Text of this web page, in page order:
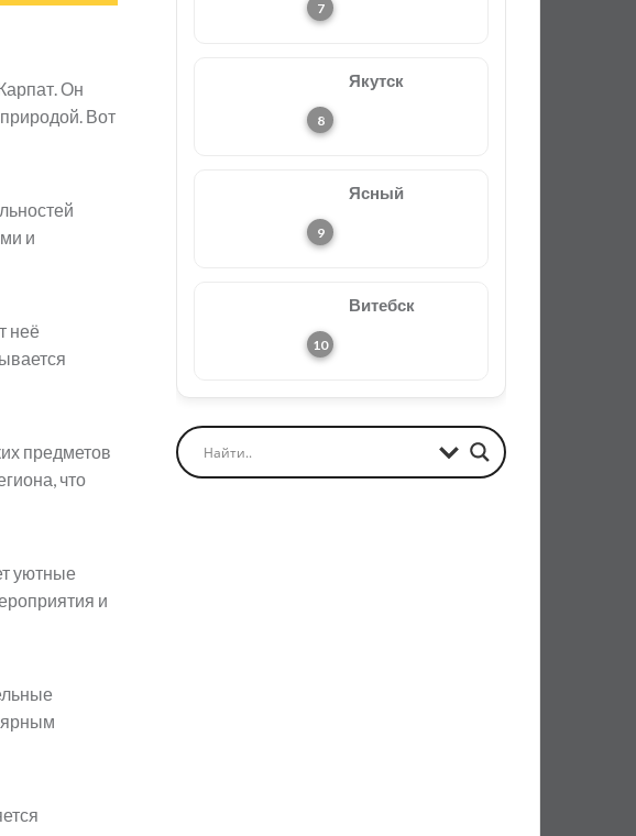
Он
Вот
и
неё
предметов
что
уютные
и
Якутск
Ясный
Витебск